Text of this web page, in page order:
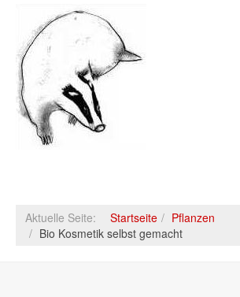
Aktuelle Seite: Startseite
Pflanzen
Bio Kosmetik selbst gemacht